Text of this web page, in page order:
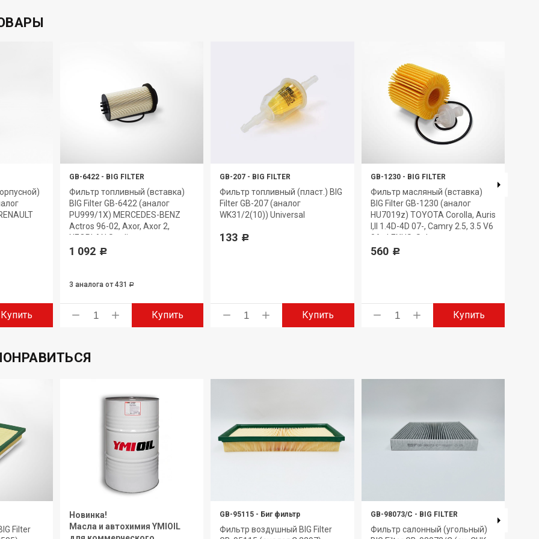
Купить
GB-6422 - BIG FILTER
Фильтр топливный (вставка)
BIG Filter GB-6422 (аналог
PU999/1X) MERCEDES-BENZ
Actros 96-02, Axor, Axor 2,
NEOPLAN Starliner
1 092 Р
3 аналога от 431 Р
Купить
GB-207 - BIG FILTER
Фильтр топливный (пласт.) BIG
Filter GB-207 (аналог
WK31/2(10)) Universal
133 Р
Купить
GB-1230 - BIG FILTER
Фильтр масляный (вставка)
BIG Filter GB-1230 (аналог
HU7019z) TOYOTA Corolla, Auris
I,II 1.4D-4D 07-, Camry 2.5, 3.5 V6
06-, LEXUS, Subaru
560 Р
Купить
Filter
Новинка!
Масла и автохимия YMIOIL
GB-95115 - Биг фильтр
Фильтр воздушный BIG Filter
GB-98073/C - BIG FILTER
Фильтр салонный (угольный)